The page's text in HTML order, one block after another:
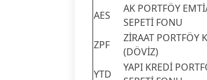
AES
AK PORTFÖY
SEPETİ FONU
ZPF
ZİRAAT PORTFÖY
(DÖVİZ)
YTD
YAPI KREDİ